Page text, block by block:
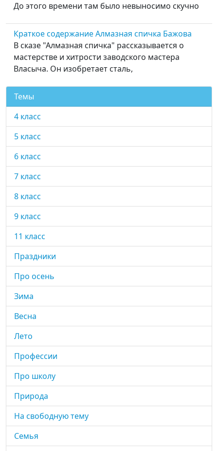
До этого времени там было невыносимо скучно
Краткое содержание Алмазная спичка Бажова
В сказе "Алмазная спичка" рассказывается о
мастерстве и хитрости заводского мастера
Власыча. Он изобретает сталь,
Темы
4 класс
5 класс
6 класс
7 класс
8 класс
9 класс
11 класс
Праздники
Про осень
Зима
Весна
Лето
Профессии
Про школу
Природа
На свободную тему
Семья